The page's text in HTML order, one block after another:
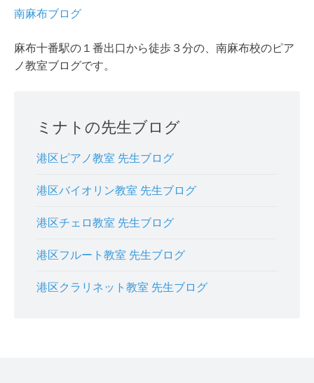
南麻布ブログ
麻布十番駅の１番出口から徒歩３分の、南麻布校のピア
ノ教室ブログです。
ミナトの先生ブログ
港区ピアノ教室 先生ブログ
港区バイオリン教室 先生ブログ
港区チェロ教室 先生ブログ
港区フルート教室 先生ブログ
港区クラリネット教室 先生ブログ